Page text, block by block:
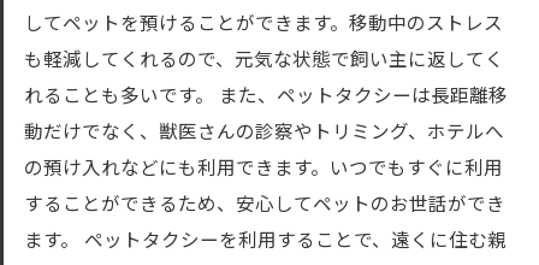
してペットを預けることができます。移動中のストレス
も軽減してくれるので、元気な状態で飼い主に返してく
れることも多いです。 また、ペットタクシーは長距離移
動だけでなく、獣医さんの診察やトリミング、ホテルへ
の預け入れなどにも利用できます。いつでもすぐに利用
することができるため、安心してペットのお世話ができ
ます。 ペットタクシーを利用することで、遠くに住む親